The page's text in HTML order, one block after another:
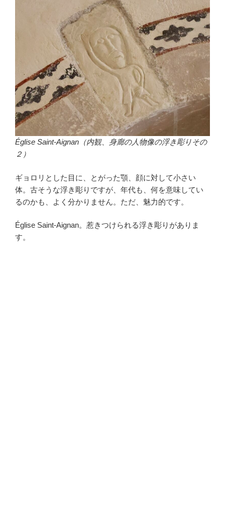
Église Saint-Aignan（内観、身廊の人物像の浮き彫りその
２）
ギョロリとした目に、とがった顎、顔に対して小さい
体。古そうな浮き彫りですが、年代も、何を意味してい
るのかも、よく分かりません。ただ、魅力的です。
Église Saint-Aignan。惹きつけられる浮き彫りがありま
す。